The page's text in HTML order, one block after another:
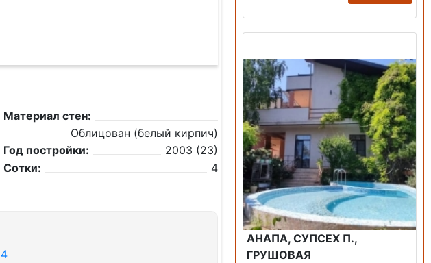
Материал стен:
Облицован (белый кирпич)
Год постройки:
2003 (23)
Сотки:
4
АНАПА, СУПСЕХ П.,
ГРУШОВАЯ